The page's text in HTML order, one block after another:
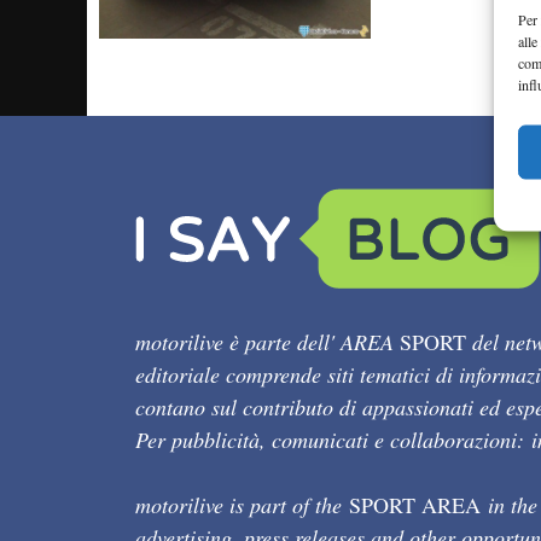
motorilive è parte dell' AREA SPORT del
editoriale comprende siti tematici di
contano sul contributo di appassionati ed
Per pubblicità, comunicati e collaborazioni:
motorilive is part of the SPORT AREA in